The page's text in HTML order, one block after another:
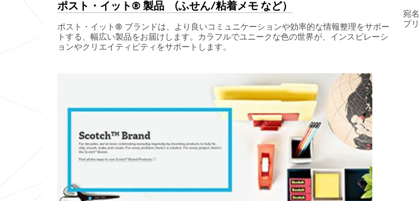
ポスト・イット® 製品 (ふせん/粘着メモ など）
ポスト・イット® ブランドは、より良いコミュニケーションや効率的な情報整理をサポー
トする、幅広い製品をお届けします。カラフルでユニークな色の世界が、インスピレーシ
ョンやクリエイティビティをサポートします。
宛
プ